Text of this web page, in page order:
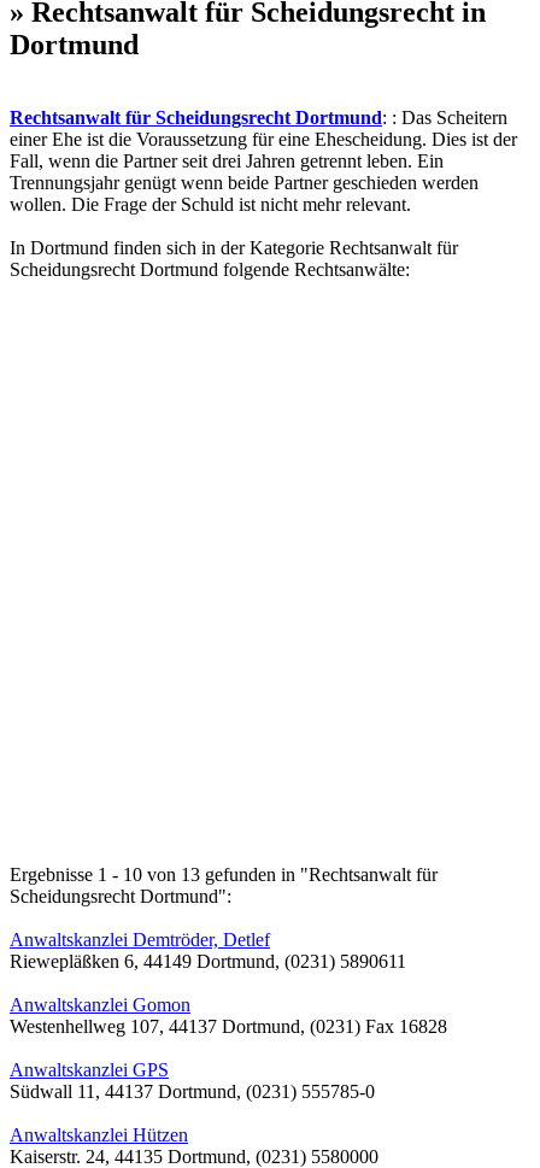
» Rechtsanwalt für Scheidungsrecht in
Dortmund
Rechtsanwalt für Scheidungsrecht Dortmund: : Das Scheitern
einer Ehe ist die Voraussetzung für eine Ehescheidung. Dies ist der
Fall, wenn die Partner seit drei Jahren getrennt leben. Ein
Trennungsjahr genügt wenn beide Partner geschieden werden
wollen. Die Frage der Schuld ist nicht mehr relevant.
In Dortmund finden sich in der Kategorie Rechtsanwalt für
Scheidungsrecht Dortmund folgende Rechtsanwälte:
Ergebnisse 1 - 10 von 13 gefunden in "Rechtsanwalt für
Scheidungsrecht Dortmund":
Anwaltskanzlei Demtröder, Detlef
Riewepläßken 6, 44149 Dortmund, (0231) 5890611
Anwaltskanzlei Gomon
Westenhellweg 107, 44137 Dortmund, (0231) Fax 16828
Anwaltskanzlei GPS
Südwall 11, 44137 Dortmund, (0231) 555785-0
Anwaltskanzlei Hützen
Kaiserstr. 24, 44135 Dortmund, (0231) 5580000